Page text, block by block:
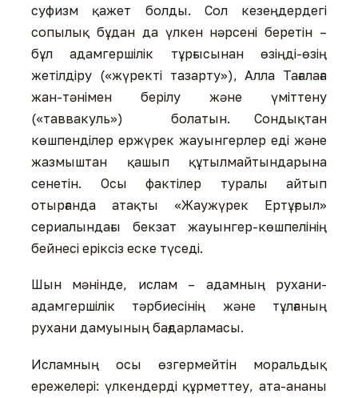
суфизм қажет болды. Сол кезеңдердегі
сопылық бұдан да үлкен нәрсені беретін –
бұл адамгершілік тұрғысынан өзіңді-өзің
жетілдіру («жүректі тазарту»), Алла Тағалаға
жан-тәнімен берілу және үміттену
(«таввакуль») болатын. Сондықтан
көшпенділер ержүрек жауынгерлер еді және
жазмыштан қашып құтылмайтындарына
сенетін. Осы фактілер туралы айтып
отырғанда атақты «Жаужүрек Ертұғрыл»
сериалындағы бекзат жауынгер-көшпелінің
бейнесі еріксіз еске түседі.
Шын мәнінде, ислам – адамның рухани-
адамгершілік тәрбиесінің және тұлғаның
рухани дамуының бағдарламасы.
Исламның осы өзгермейтін моральдық
ережелері: үлкендерді құрметтеу, ата-ананы